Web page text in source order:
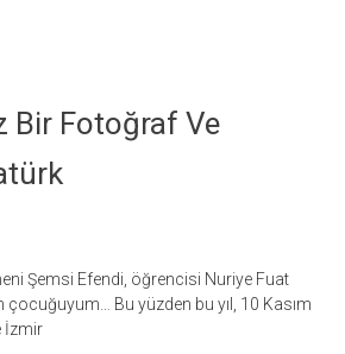
Bir Fotoğraf Ve
Şemsi Efendi, öğrencisi Nuriye Fuat
çocuğuyum… Bu yüzden bu yıl, 10 Kasım
İzmir